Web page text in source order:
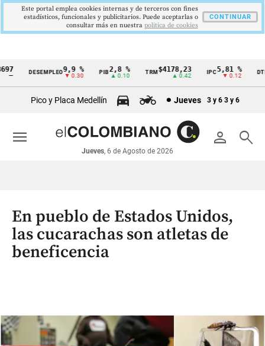
Cintillo
económicos
Colombia
DESEMPLEO 9,9 %
▼ 0.30
PIB2,8 %
▲ 0.10
TRM$4178,23
▲ 0.42
5,81 %
▼ 0.12
DTF
Pico y Placa Medellín Jueves 3 y 6 3 y 6
person search
Jueves, 6 de Agosto de 2026
menu
En pueblo de Estados Unidos,
las cucarachas son atletas de
beneficencia
Este portal emplea cookies internas y de terceros con fines
estadísticos, funcionales y publicitarios. Puede aceptarlas o
consultar más en nuestra politica de cookies
CONTINUAR